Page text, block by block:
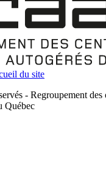
du site
- Regroupement des
Québec